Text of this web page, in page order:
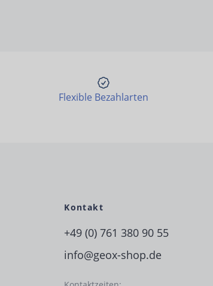
Flexible Bezahlarten
Kontakt
+49 (0) 761 380 90 55
info@geox-shop.de